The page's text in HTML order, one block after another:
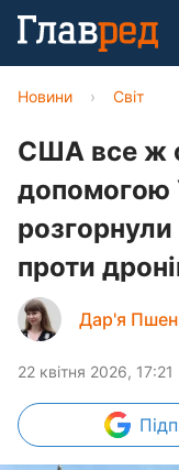
Новини › Світ
США все ж
допомогою
проти
Дар'я
22 квітня 2026, 17:21